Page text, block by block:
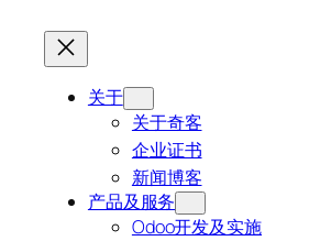
关于
关于奇客
企业证书
新闻博客
产品及服务
Odoo开发及实施